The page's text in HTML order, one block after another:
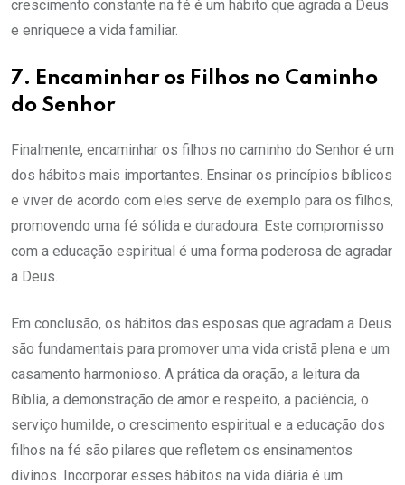
crescimento constante na fé é um hábito que agrada a Deus
e enriquece a vida familiar.
7. Encaminhar os Filhos no Caminho
do Senhor
Finalmente, encaminhar os filhos no caminho do Senhor é um
dos hábitos mais importantes. Ensinar os princípios bíblicos
e viver de acordo com eles serve de exemplo para os filhos,
promovendo uma fé sólida e duradoura. Este compromisso
com a educação espiritual é uma forma poderosa de agradar
a Deus.
Em conclusão, os hábitos das esposas que agradam a Deus
são fundamentais para promover uma vida cristã plena e um
casamento harmonioso. A prática da oração, a leitura da
Bíblia, a demonstração de amor e respeito, a paciência, o
serviço humilde, o crescimento espiritual e a educação dos
filhos na fé são pilares que refletem os ensinamentos
divinos. Incorporar esses hábitos na vida diária é um